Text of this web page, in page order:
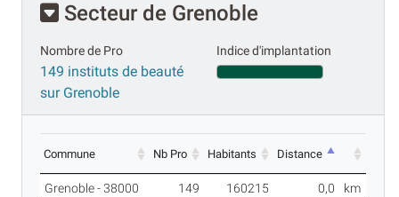
Secteur de Grenoble
Nombre de Pro
149 instituts de beauté
sur Grenoble
Indice d'implantation
Commune Nb Pro Habitants Distance
Grenoble - 38000 149 160215 0,0 km